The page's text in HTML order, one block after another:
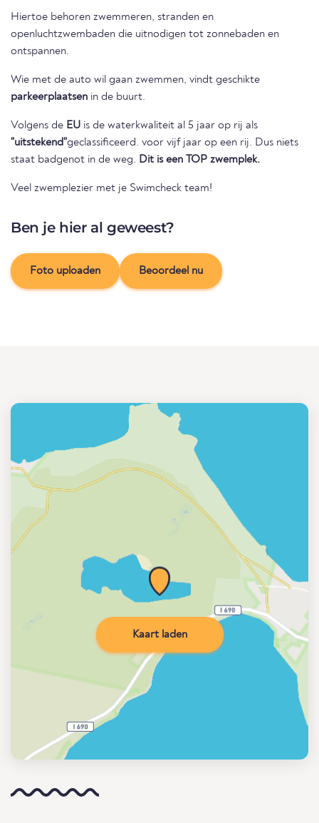
Hiertoe behoren zwemmeren, stranden en
openluchtzwembaden die uitnodigen tot zonnebaden en
ontspannen.
Wie met de auto wil gaan zwemmen, vindt geschikte
parkeerplaatsen in de buurt.
Volgens de EU is de waterkwaliteit al 5 jaar op rij als
"uitstekend"geclassificeerd. voor vijf jaar op een rij. Dus niets
staat badgenot in de weg. Dit is een TOP zwemplek.
Veel zwemplezier met je Swimcheck team!
Ben je hier al geweest?
Foto uploaden Beoordeel nu
Kaart laden